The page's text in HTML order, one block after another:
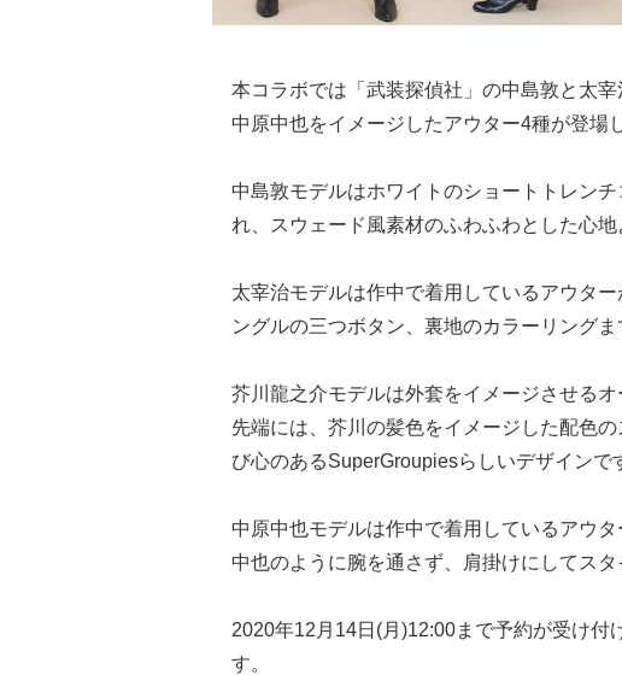
本コラボでは「武装探偵社」の中島敦と太
中原中也をイメージしたアウター4種が登場
中島敦モデルはホワイトのショートトレン
れ、スウェード風素材のふわふわとした心地
太宰治モデルは作中で着用しているアウタ
ングルの三つボタン、裏地のカラーリング
芥川龍之介モデルは外套をイメージさせる
先端には、芥川の髪色をイメージした配色
び心のあるSuperGroupiesらしいデザインで
中原中也モデルは作中で着用しているアウ
中也のように腕を通さず、肩掛けにしてスタ
2020年12月14日(月)12:00まで予約が受け
す。